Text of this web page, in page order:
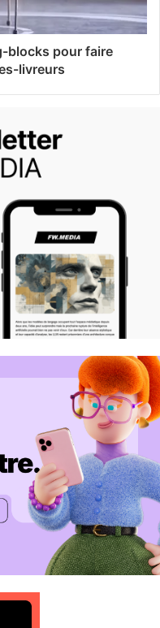
blocks pour faire
livreurs